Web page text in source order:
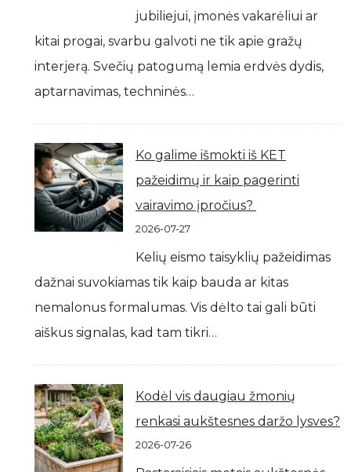
jubiliejui, įmonės vakarėliui ar
kitai progai, svarbu galvoti ne tik apie gražų
interjerą. Svečių patogumą lemia erdvės dydis,
aptarnavimas, techninės…
Ko galime išmokti iš KET
pažeidimų ir kaip pagerinti
vairavimo įpročius?
2026-07-27
Kelių eismo taisyklių pažeidimas
dažnai suvokiamas tik kaip bauda ar kitas
nemalonus formalumas. Vis dėlto tai gali būti
aiškus signalas, kad tam tikri…
Kodėl vis daugiau žmonių
renkasi aukštesnes daržo lysves?
2026-07-26